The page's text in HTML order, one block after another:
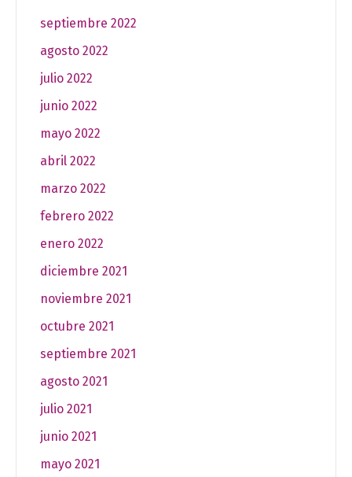
septiembre 2022
agosto 2022
julio 2022
junio 2022
mayo 2022
abril 2022
marzo 2022
febrero 2022
enero 2022
diciembre 2021
noviembre 2021
octubre 2021
septiembre 2021
agosto 2021
julio 2021
junio 2021
mayo 2021